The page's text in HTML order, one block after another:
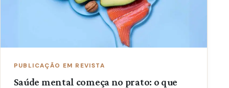
PUBLICAÇÃO EM REVISTA
Saúde mental começa no prato: o que